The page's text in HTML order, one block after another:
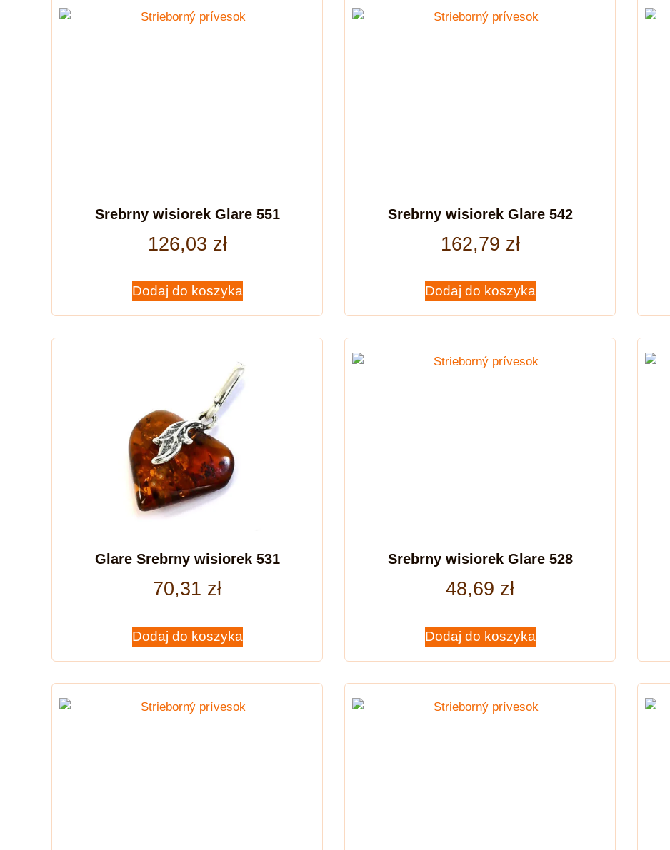
Srebrny wisiorek Glare 551
126,03 zł
Dodaj do koszyka
Srebrny wisiorek Glare 542
162,79 zł
Dodaj do koszyka
Glare Srebrny wisiorek 531
70,31 zł
Dodaj do koszyka
Srebrny wisiorek Glare 528
48,69 zł
Dodaj do koszyka